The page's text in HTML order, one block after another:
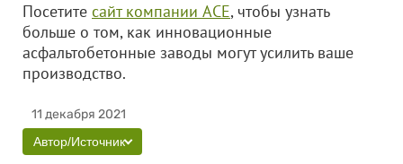
Посетите сайт компании ACE, чтобы узнать
больше о том, как инновационные
асфальтобетонные заводы могут усилить ваше
производство.
11 декабря 2021
Автор/Источник